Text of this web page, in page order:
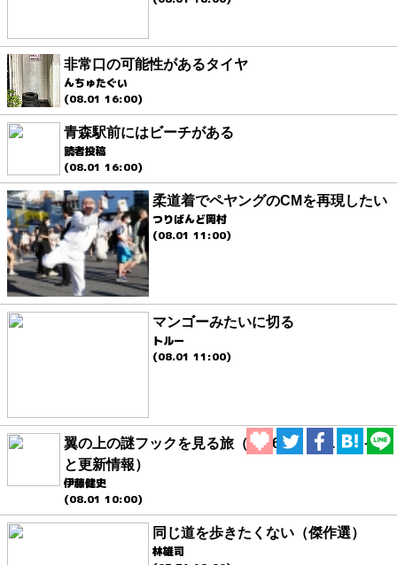
非常口の可能性があるタイヤ
んちゅたぐい
(08.01 16:00)
青森駅前にはビーチがある
読者投稿
(08.01 16:00)
柔道着でペヤングのCMを再現したい
つりばんど岡村
(08.01 11:00)
マンゴーみたいに切る
トルー
(08.01 11:00)
翼の上の謎フックを見る旅（2026.8.1 朝エッセイ
と更新情報）
伊藤健史
(08.01 10:00)
同じ道を歩きたくない（傑作選）
林雄司